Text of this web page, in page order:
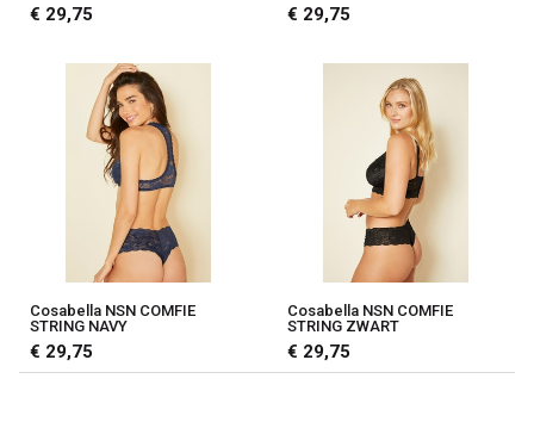
€ 29,75 € 29,75
Cosabella NSN COMFIE
STRING NAVY
€ 29,75
Cosabella NSN COMFIE
STRING ZWART
€ 29,75